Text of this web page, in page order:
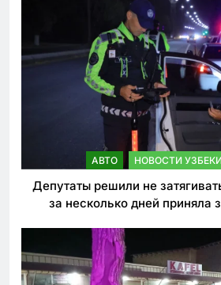
АВТО НОВОСТИ
Депутаты решили не
за несколько дней приняла